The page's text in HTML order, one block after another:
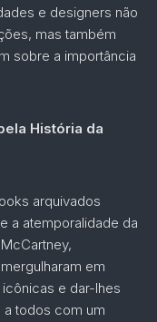
e designers não
mas também
sobre a importância
História da
arquivados
e a atemporalidade da
em
e dar-lhes
a todos com um